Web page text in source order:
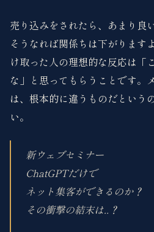
売り込みをされたら、あまり良
そうなれば関係ちは下がります
け取った人の理想的な反応は「
な」と思ってもらうことです。
は、根本的に違うものだという
い。
新ウェブセミナー
ChatGPTだけで
ネット集客ができるのか？
その衝撃の結末は..？